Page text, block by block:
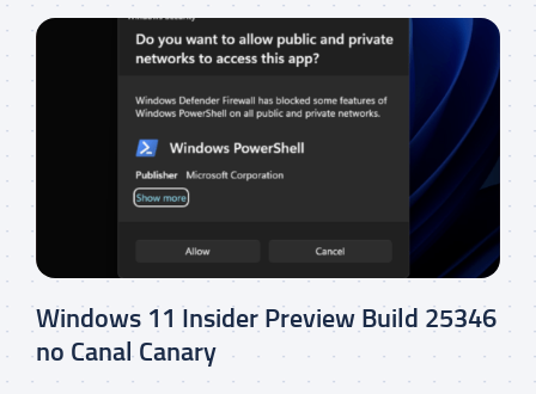
Windows 11 Insider Preview Build 25346
no Canal Canary